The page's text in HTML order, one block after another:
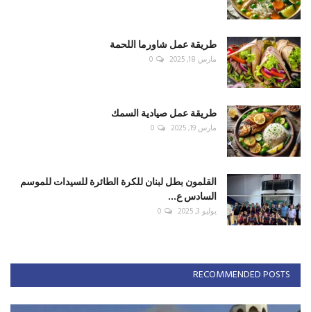
طريقة عمل شاورما اللحمة
مارس 18, 2025 0
طريقة عمل صيادية السمك
مارس 19, 2025 0
القلمون بطل لبنان للكرة الطائرة للسيدات للموسم
السادس ع...
يوليو 3, 2025 0
RECOMMENDED POSTS